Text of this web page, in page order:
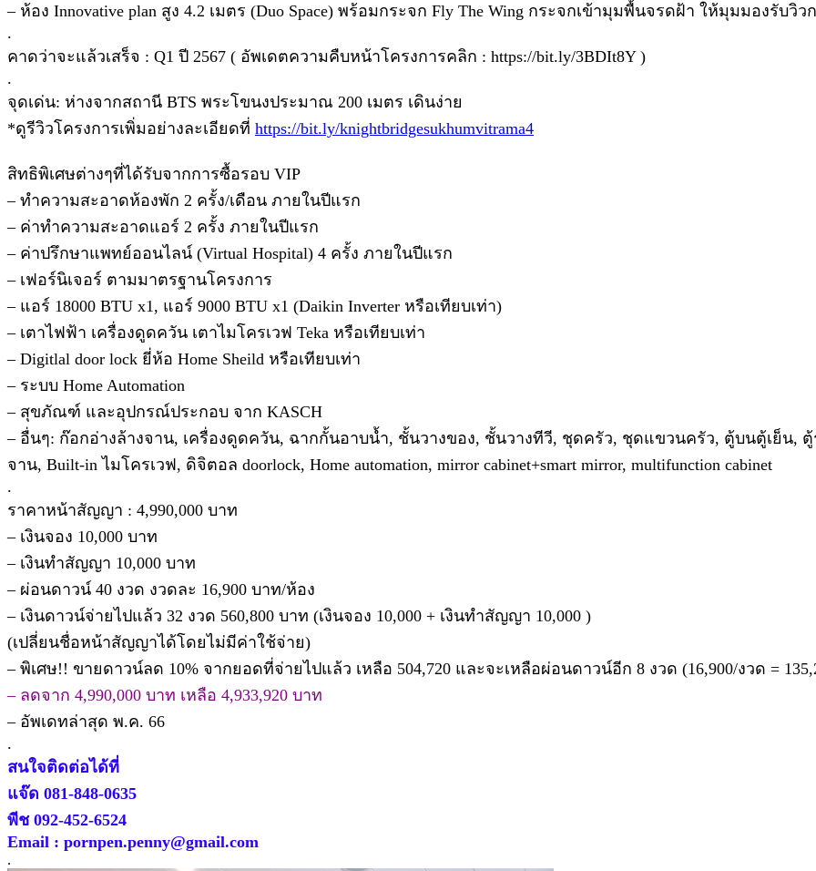
– ห้อง Innovative plan สูง 4.2 เมตร (Duo Space) พร้อมกระจก Fly The Wing กระจกเข้ามุมพื้นจรดฝ้า ให้มุมมองรับวิ
.
คาดว่าจะแล้วเสร็จ : Q1 ปี 2567 ( อัพเดตความคืบหน้าโครงการคลิก : https://bit.ly/3BDIt8Y )
.
จุดเด่น: ห่างจากสถานี BTS พระโขนงประมาณ 200 เมตร เดินง่าย
*ดูรีวิวโครงการเพิ่มอย่างละเอียดที่ https://bit.ly/knightbridgesukhumvitrama4
สิทธิพิเศษต่างๆที่ได้รับจากการซื้อรอบ VIP
– ทำความสะอาดห้องพัก 2 ครั้ง/เดือน ภายในปีแรก
– ค่าทำความสะอาดแอร์ 2 ครั้ง ภายในปีแรก
– ค่าปรึกษาแพทย์ออนไลน์ (Virtual Hospital) 4 ครั้ง ภายในปีแรก
– เฟอร์นิเจอร์ ตามมาตรฐานโครงการ
– แอร์ 18000 BTU x1, แอร์ 9000 BTU x1 (Daikin Inverter หรือเทียบเท่า)
– เตาไฟฟ้า เครื่องดูดควัน เตาไมโครเวฟ Teka หรือเทียบเท่า
– Digitlal door lock ยี่ห้อ Home Sheild หรือเทียบเท่า
– ระบบ Home Automation
– สุขภัณฑ์ และอุปกรณ์ประกอบ จาก KASCH
– อื่นๆ: ก๊อกอ่างล้างจาน, เครื่องดูดควัน, ฉากกั้นอาบน้ำ, ชั้นวางของ, ชั้นวางทีวี, ชุดครัว, ชุดแขวนครัว, ตู้บนตู้เย็น, ตู้
จาน, Built-in ไมโครเวฟ, ดิจิตอล doorlock, Home automation, mirror cabinet+smart mirror, multifunction cabinet
.
ราคาหน้าสัญญา : 4,990,000 บาท
– เงินจอง 10,000 บาท
– เงินทำสัญญา 10,000 บาท
– ผ่อนดาวน์ 40 งวด งวดละ 16,900 บาท/ห้อง
– เงินดาวน์จ่ายไปแล้ว 32 งวด 560,800 บาท (เงินจอง 10,000 + เงินทำสัญญา 10,000 )
(เปลี่ยนชื่อหน้าสัญญาได้โดยไม่มีค่าใช้จ่าย)
– พิเศษ!! ขายดาวน์ลด 10% จากยอดที่จ่ายไปแล้ว เหลือ 504,720 และจะเหลือผ่อนดาวน์อีก 8 งวด (16,900/งวด =
– ลดจาก 4,990,000 บาท เหลือ 4,933,920 บาท
– อัพเดทล่าสุด พ.ค. 66
.
สนใจติดต่อได้ที่
แจ๊ด 081-848-0635
พีช 092-452-6524
Email : pornpen.penny@gmail.com
.